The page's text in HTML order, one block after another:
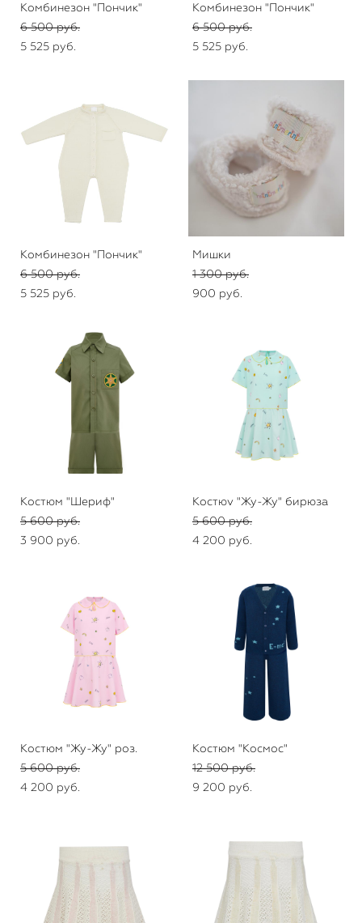
Комбинезон "Пончик"
6 500 pуб.
5 525 pуб.
Комбинезон "Пончик"
6 500 pуб.
5 525 pуб.
Комбинезон "Пончик"
6 500 pуб.
5 525 pуб.
Мишки
1 300 pуб.
900 pуб.
Костюм "Шериф"
5 600 pуб.
3 900 pуб.
Костюv "Жу-Жу" бирюза
5 600 pуб.
4 200 pуб.
Костюм "Жу-Жу" роз.
5 600 pуб.
4 200 pуб.
Костюм "Космос"
12 500 pуб.
9 200 pуб.